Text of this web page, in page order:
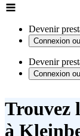
Devenir
Connexion
Devenir
Connexion
Trouvez
à